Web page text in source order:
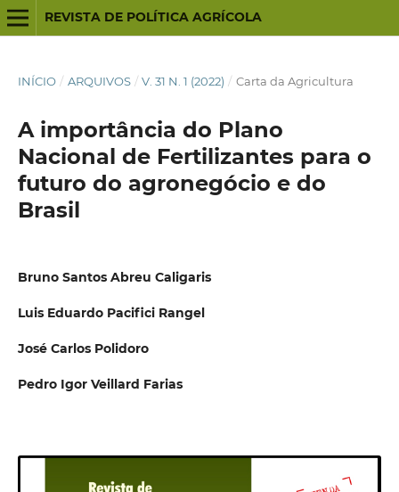
REVISTA DE POLÍTICA AGRÍCOLA
INÍCIO / ARQUIVOS / V. 31 N. 1 (2022) / Carta da Agricultura
A importância do Plano
Nacional de Fertilizantes para o
futuro do agronegócio e do
Brasil
Bruno Santos Abreu Caligaris
Luis Eduardo Pacifici Rangel
José Carlos Polidoro
Pedro Igor Veillard Farias